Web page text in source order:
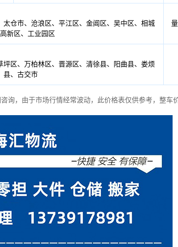
仓市、沧浪区、平江区、金阊区、吴中区、相城
新区、工业园区
区、万柏林区、晋源区、清徐县、阳曲县、娄烦
县、古交市
，由于市场行情经常波动，此价格表仅供参考，整车